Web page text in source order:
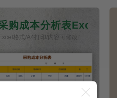
购成本分析表Excel模板
格式/A4打印/内容可修改
